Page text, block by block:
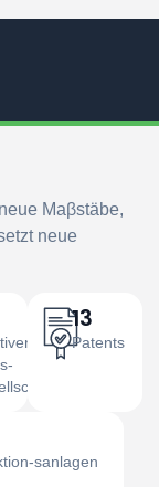
Maβstäbe,
neue
13
Patents
sanlagen